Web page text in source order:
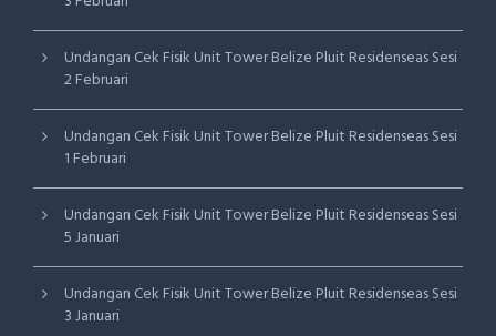
Undangan Cek Fisik Unit Tower Belize Pluit Residenseas Sesi
2 Februari
Undangan Cek Fisik Unit Tower Belize Pluit Residenseas Sesi
1 Februari
Undangan Cek Fisik Unit Tower Belize Pluit Residenseas Sesi
5 Januari
Undangan Cek Fisik Unit Tower Belize Pluit Residenseas Sesi
3 Januari